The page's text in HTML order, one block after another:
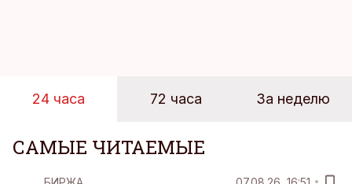
24 часа 72 часа За неделю
САМЫЕ ЧИТАЕМЫЕ